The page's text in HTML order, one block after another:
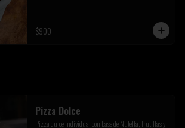
$900
Pizza Dolce
Pizza dulce individual con base de Nutella, frutillas y